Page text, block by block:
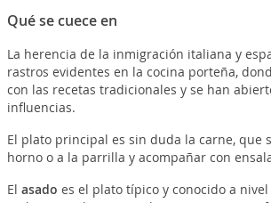
Qué se cuece en
La herencia de la inmigración italiana y
rastros evidentes en la cocina porteña,
con las recetas tradicionales y se han
influencias.
El plato principal es sin duda la carne, que
horno o a la parrilla y acompañar con
El asado es el plato típico y conocido a